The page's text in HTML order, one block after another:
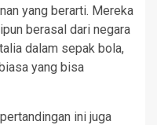
yang berarti. Mereka
berasal dari negara
dalam sepak bola,
yang bisa
ini juga